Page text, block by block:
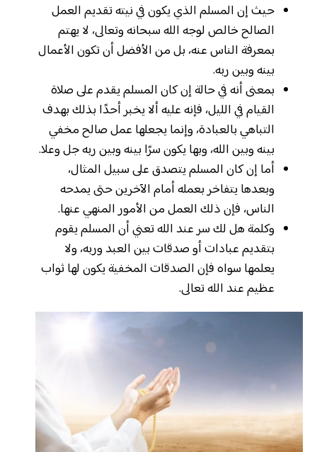
حيث إن المسلم الذي يكون في نيته تقديم العمل
الصالح خالص لوجه الله سبحانه وتعالى، لا يهتم
بمعرفة الناس عنه، بل من الأفضل أن تكون الأعمال
بينه وبين ربه.
بمعنى أنه في حالة إن كان المسلم يقدم على صلاة
القيام في الليل، فإنه عليه ألا يخبر أحدًا بذلك بهدف
التباهي بالعبادة، وإنما يجعلها عمل صالح مخفي
بينه وبين الله، وبها يكون سرًا بينه وبين ربه جل وعلا.
أما إن كان المسلم يتصدق على سبيل المثال،
وبعدها يتفاخر بعمله أمام الآخرين حتى يمدحه
الناس، فإن ذلك العمل من الأمور المنهي عنها.
وكلمة هل لك سر عند الله تعني أن المسلم يقوم
بتقديم عبادات أو صدقات بين العبد وربه، ولا
يعلمها سواه فإن الصدقات المخفية يكون لها ثواب
عظيم عند الله تعالى.